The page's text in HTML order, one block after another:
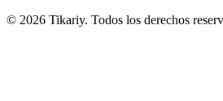
© 2026 Tikariy. Todos los derechos